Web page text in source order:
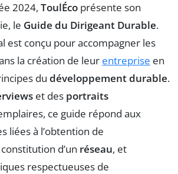
2024, ToulÉco présente son
le Guide du Dirigeant Durable.
est conçu pour accompagner les
la création de leur entreprise en
du développement durable.
et des portraits
ce guide répond aux
liées à l’obtention de
constitution d’un réseau, et
respectueuses de